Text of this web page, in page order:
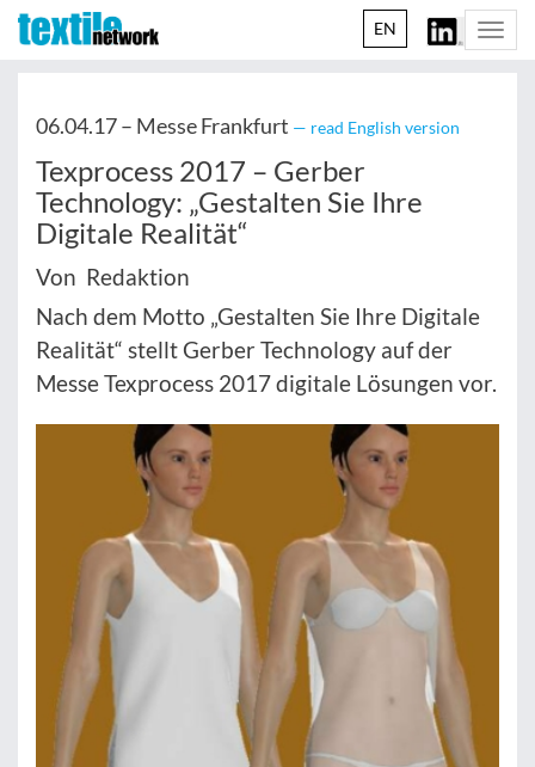
EN
06.04.17 – Messe Frankfurt — read English version
Texprocess 2017 – Gerber
Technology: „Gestalten Sie Ihre
Digitale Realität“
Von Redaktion
Nach dem Motto „Gestalten Sie Ihre Digitale
Realität“ stellt Gerber Technology auf der
Messe Texprocess 2017 digitale Lösungen vor.